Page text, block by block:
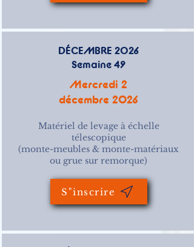
DÉCEMBRE 2026
Semaine 49
Mercredi 2
décembre 2026
Matériel de levage à échelle
télescopique
(monte-meubles & monte-matériaux
ou grue sur remorque)
S"inscrire